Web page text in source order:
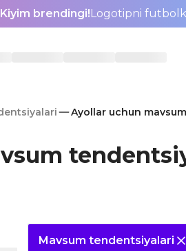
Kiyim brendingi!Logotipni
Ayollar uchun
Mavsum tendentsiyalari